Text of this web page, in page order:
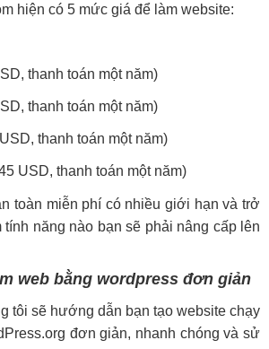
hiện có 5 mức giá để làm website:
thanh toán một năm)
thanh toán một năm)
thanh toán một năm)
USD, thanh toán một năm)
toàn miễn phí có nhiều giới hạn và trở
tính năng nào bạn sẽ phải nâng cấp lên
web bằng wordpress đơn giản
tôi sẽ hướng dẫn bạn tạo website chạy
đơn giản, nhanh chóng và sử